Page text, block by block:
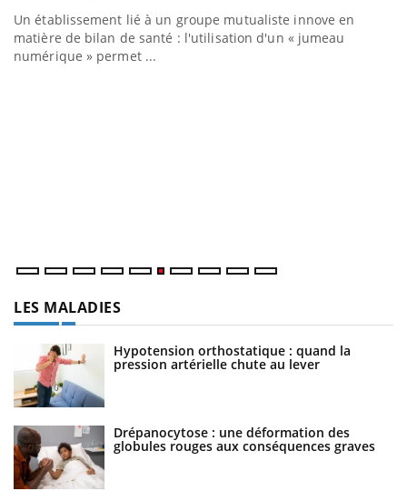
Un établissement lié à un groupe mutualiste innove en
matière de bilan de santé : l'utilisation d'un « jumeau
numérique » permet ...
LES MALADIES
Hypotension orthostatique : quand la
pression artérielle chute au lever
Drépanocytose : une déformation des
globules rouges aux conséquences graves